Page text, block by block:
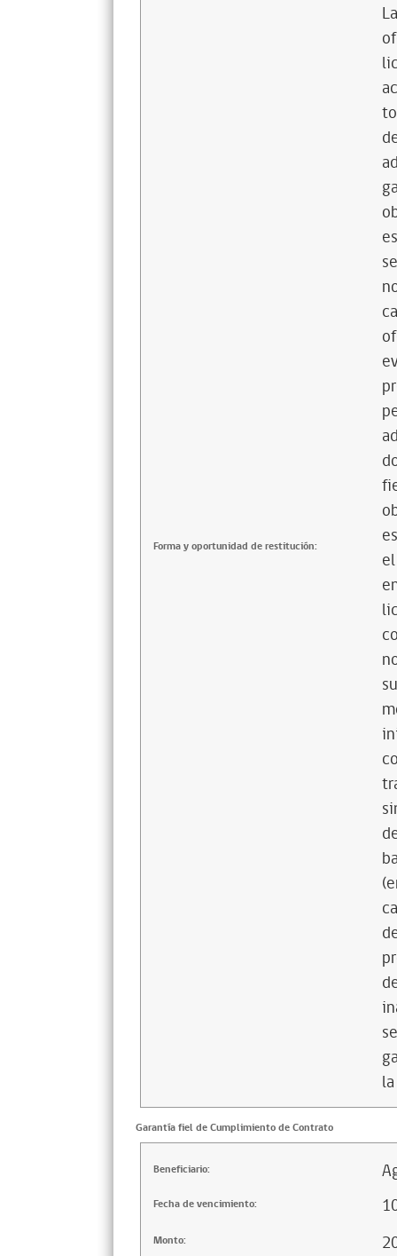
Forma y oportunidad de restitución:
Garantía fiel de Cumplimiento de Contrato
Beneficiario:
Fecha de vencimiento:
Monto: